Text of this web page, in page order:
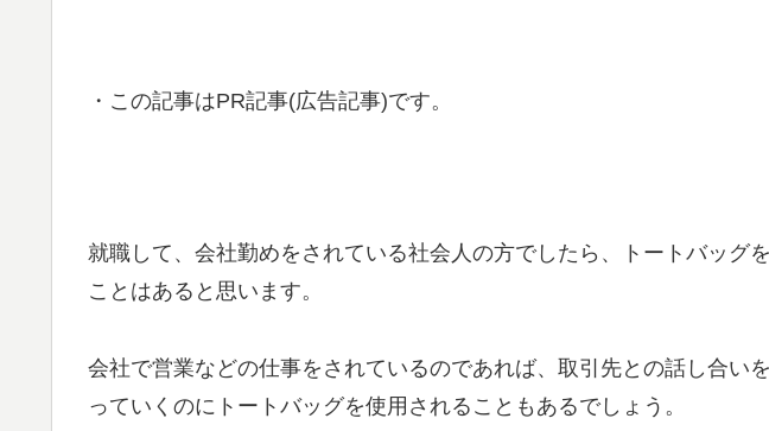
・この記事はPR記事(広告記事)です。
就職して、会社勤めをされている社会人の方でしたら、トートバッグ
ことはあると思います。
会社で営業などの仕事をされているのであれば、取引先との話し合い
っていくのにトートバッグを使用されることもあるでしょう。